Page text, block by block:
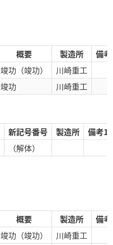
概要 製造所
備
竣功 （竣功）
川崎重工
竣功 川崎重工
新記号番号 製造所
備考1
（解体）
概要 製造所
備
竣功 （竣功）
川崎重工